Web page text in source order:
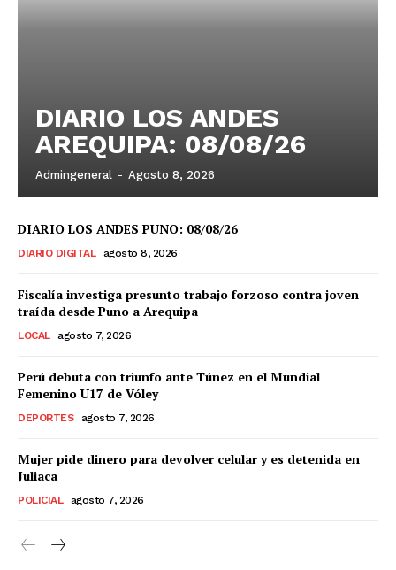
DIARIO LOS ANDES
AREQUIPA: 08/08/26
Admingeneral - Agosto 8, 2026
DIARIO LOS ANDES PUNO: 08/08/26
DIARIO DIGITAL agosto 8, 2026
Fiscalía investiga presunto trabajo forzoso contra joven
traída desde Puno a Arequipa
LOCAL agosto 7, 2026
Perú debuta con triunfo ante Túnez en el Mundial
Femenino U17 de Vóley
DEPORTES agosto 7, 2026
Mujer pide dinero para devolver celular y es detenida en
Juliaca
POLICIAL agosto 7, 2026